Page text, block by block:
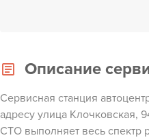
Описание
Сервисная станция
адресу улица Клочковская,
СТО выполняет весь спектр